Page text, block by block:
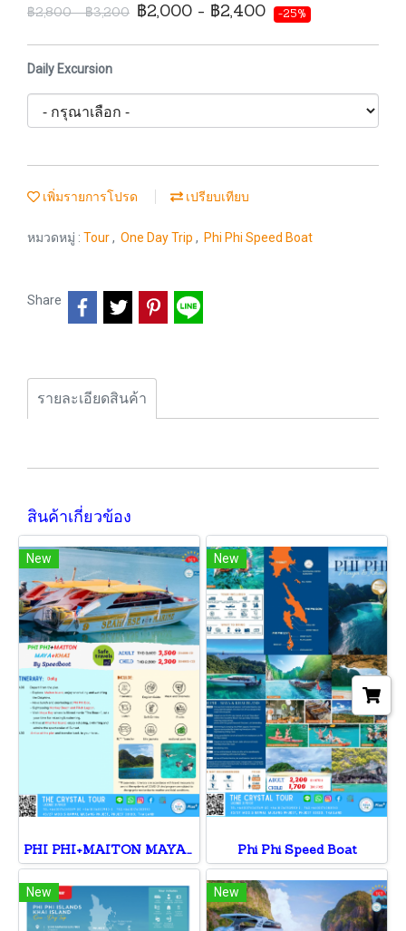
฿2,800 - ฿3,200 ฿2,000 - ฿2,400 -25%
Daily Excursion
เพิ่มรายการโปรด เปรียบเทียบ
หมวดหมู่ : Tour, One Day Trip , Phi Phi Speed Boat
Share
รายละเอียดสินค้า
สินค้าเกี่ยวข้อง
New
PHI PHI+MAITON MAYA+KHAI
New
Phi Phi Speed Boat
New New